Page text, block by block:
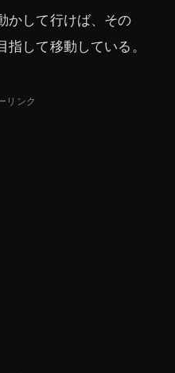
かして行けば、その
指して移動している。
リンク